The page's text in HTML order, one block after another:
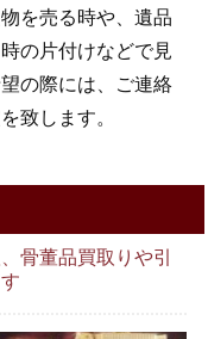
を売る時や、遺品
の片付けなどで見
の際には、ご連絡
致します。
骨董品買取りや引